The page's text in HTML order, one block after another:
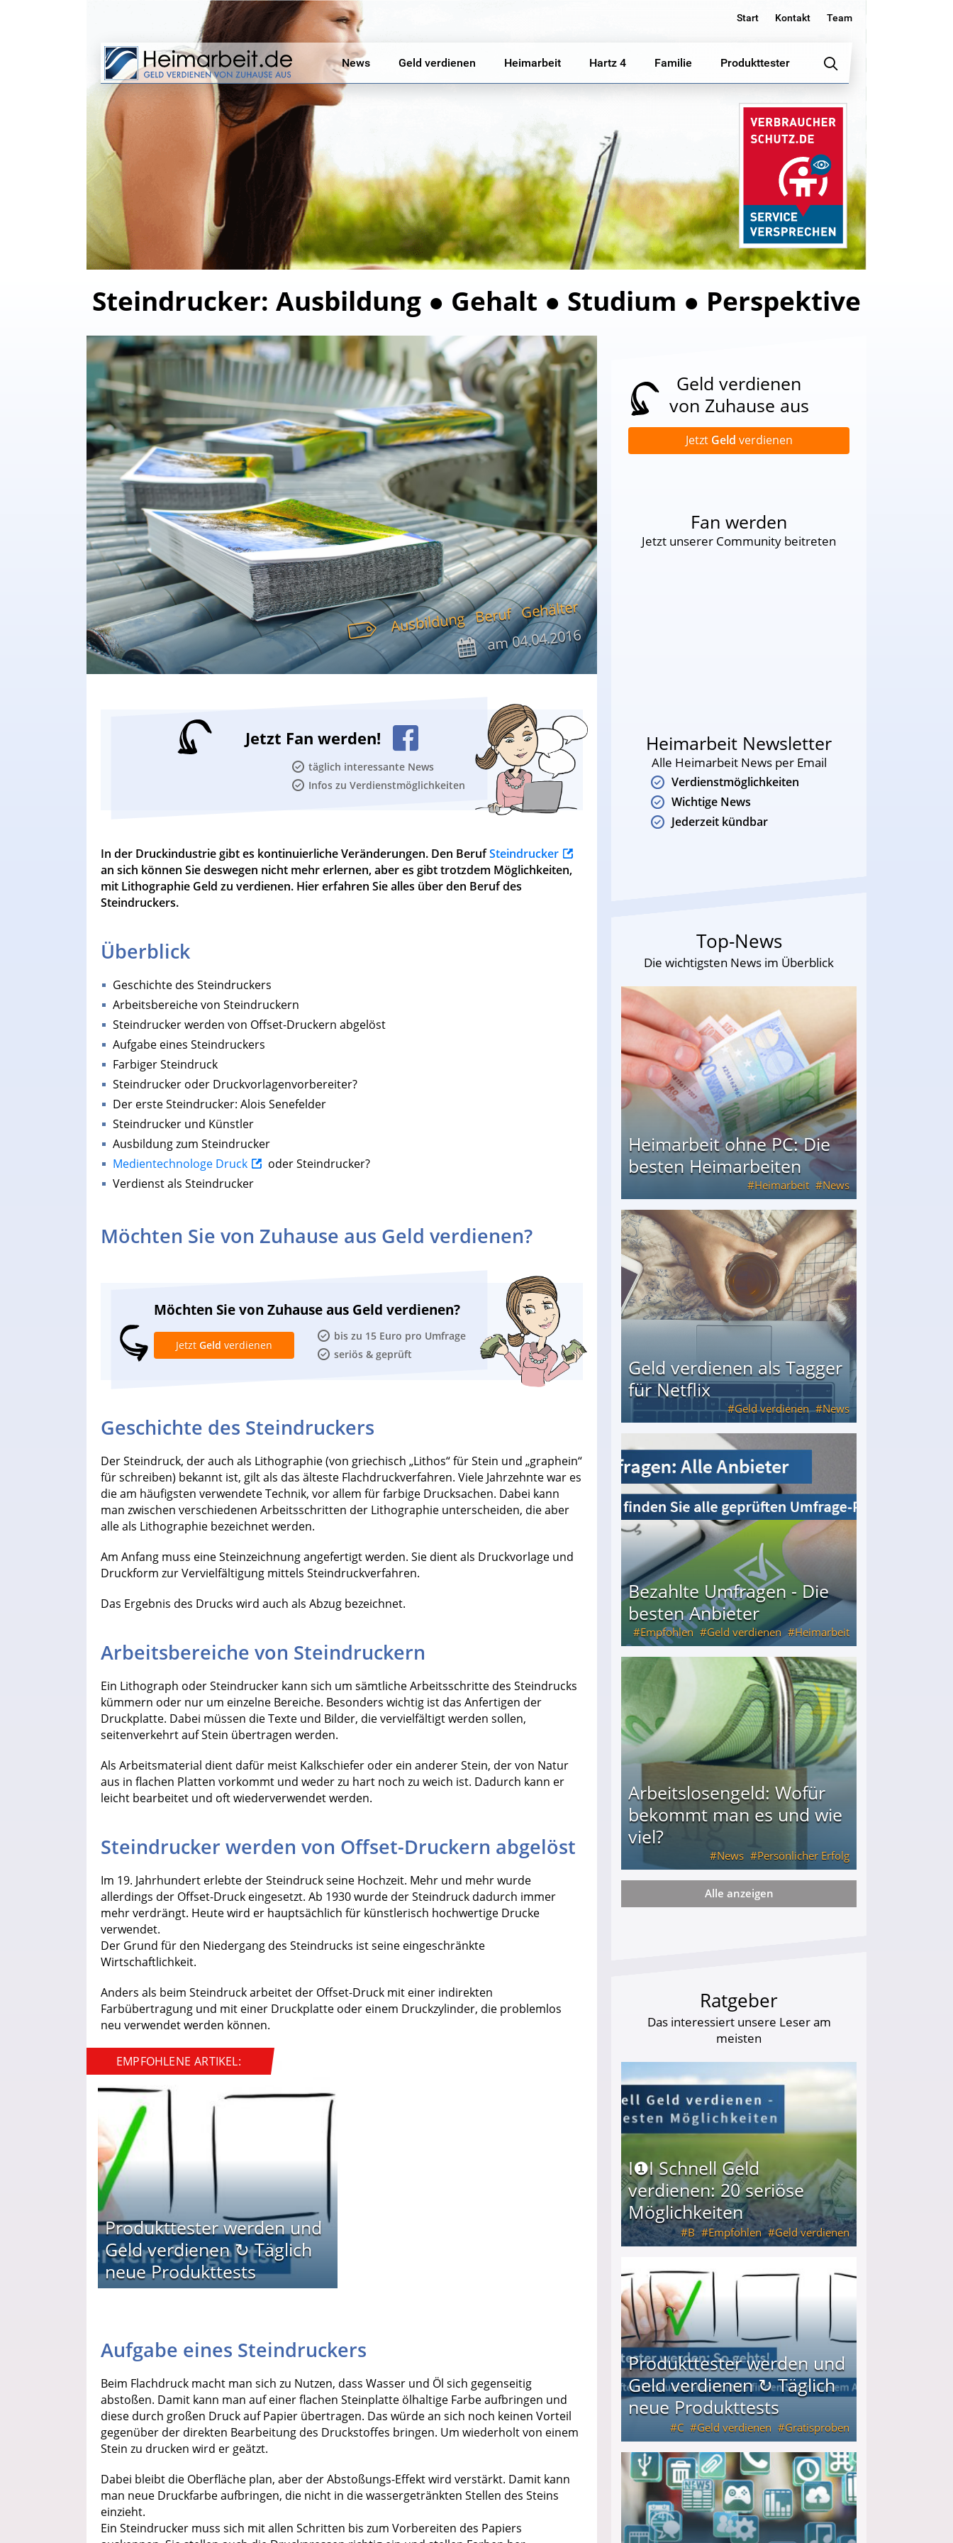
Start Kontakt Team
News Geld verdienen Heimarbeit Hartz 4 Familie Produkttester
Steindrucker: Ausbildung ● Gehalt ● Studium ● Perspektive
Ausbildung Beruf Gehälter
am04.04.2016
Jetzt Fan werden!
täglich interessante News
Infos zu Verdienstmöglichkeiten
In der Druckindustrie gibt es kontinuierliche Veränderungen. Den BerufSteindrucker
an sich können Sie deswegen nicht mehr erlernen, aber es gibt trotzdem Möglichkeiten,
mit Lithographie Geld zu verdienen. Hier erfahren Sie alles über den Beruf des
Steindruckers.
Überblick
Geschichte des Steindruckers
Arbeitsbereiche von Steindruckern
Steindrucker werden von Offset-Druckern abgelöst
Aufgabe eines Steindruckers
Farbiger Steindruck
Steindrucker oder Druckvorlagenvorbereiter?
Der erste Steindrucker: Alois Senefelder
Steindrucker und Künstler
Ausbildung zum Steindrucker
Medientechnologe Druck
oder Steindrucker?
Verdienst als Steindrucker
Möchten Sie von Zuhause aus Geld verdienen?
Möchten Sie von Zuhause aus Geld verdienen?
bis zu 15 Euro pro Umfrage
seriös & geprüft
Jetzt Geld verdienen
Geschichte des Steindruckers
Der Steindruck, der auch als Lithographie (von griechisch „Lithos“ für Stein und „graphein“
für schreiben) bekannt ist, gilt als das älteste Flachdruckverfahren. Viele Jahrzehnte war es
die am häufigsten verwendete Technik, vor allem für farbige Drucksachen. Dabei kann
man zwischen verschiedenen Arbeitsschritten der Lithographie unterscheiden, die aber
alle als Lithographie bezeichnet werden.
Am Anfang muss eine Steinzeichnung angefertigt werden. Sie dient als Druckvorlage und
Druckform zur Vervielfältigung mittels Steindruckverfahren.
Das Ergebnis des Drucks wird auch als Abzug bezeichnet.
Arbeitsbereiche von Steindruckern
Ein Lithograph oder Steindrucker kann sich um sämtliche Arbeitsschritte des Steindrucks
kümmern oder nur um einzelne Bereiche. Besonders wichtig ist das Anfertigen der
Druckplatte. Dabei müssen die Texte und Bilder, die vervielfältigt werden sollen,
seitenverkehrt auf Stein übertragen werden.
Als Arbeitsmaterial dient dafür meist Kalkschiefer oder ein anderer Stein, der von Natur
aus in flachen Platten vorkommt und weder zu hart noch zu weich ist. Dadurch kann er
leicht bearbeitet und oft wiederverwendet werden.
Steindrucker werden von Offset-Druckern abgelöst
Im 19. Jahrhundert erlebte der Steindruck seine Hochzeit. Mehr und mehr wurde
allerdings der Offset-Druck eingesetzt. Ab 1930 wurde der Steindruck dadurch immer
mehr verdrängt. Heute wird er hauptsächlich für künstlerisch hochwertige Drucke
verwendet.
Der Grund für den Niedergang des Steindrucks ist seine eingeschränkte
Wirtschaftlichkeit.
Anders als beim Steindruck arbeitet der Offset-Druck mit einer indirekten
Farbübertragung und mit einer Druckplatte oder einem Druckzylinder, die problemlos
neu verwendet werden können.
EMPFOHLENE ARTIKEL:
Produkttester werden und
Geld verdienen ↻ Täglich
neue Produkttests
Aufgabe eines Steindruckers
Beim Flachdruck macht man sich zu Nutzen, dass Wasser und Öl sich gegenseitig
abstoßen. Damit kann man auf einer flachen Steinplatte ölhaltige Farbe aufbringen und
diese durch großen Druck auf Papier übertragen. Das würde an sich noch keinen Vorteil
gegenüber der direkten Bearbeitung des Druckstoffes bringen. Um wiederholt von einem
Stein zu drucken wird er geätzt.
Dabei bleibt die Oberfläche plan, aber der Abstoßungs-Effekt wird verstärkt. Damit kann
man neue Druckfarbe aufbringen, die nicht in die wassergetränkten Stellen des Steins
einzieht.
Ein Steindrucker muss sich mit allen Schritten bis zum Vorbereiten des Papiers
Geld verdienen
von Zuhause aus
Jetzt Geld verdienen
Fan werden
Jetzt unserer Community beitreten
Heimarbeit Newsletter
Alle Heimarbeit News per Email
Verdienstmöglichkeiten
Wichtige News
Jederzeit kündbar
Top-News
Die wichtigsten News im Überblick
Heimarbeit ohne PC: Die
besten Heimarbeiten
Heimarbeit News
Heimarbeit ohne PC: Die besten Heimarbeiten
Geld verdienen als Tagger
für Netflix
Geld verdienen News
Geld verdienen als Tagger für Netflix
Bezahlte Umfragen - Die
besten Anbieter
Empfohlen Geld verdienen Heimarbeit
Bezahlte Umfragen - Die besten Anbieter
Arbeitslosengeld: Wofür
bekommt man es und wie
viel?
News Persönlicher Erfolg
Arbeitslosengeld: Wofür bekommt man es und wie viel?
Alle anzeigen
Ratgeber
Das interessiert unsere Leser am
meisten
I❶I Schnell Geld
verdienen: 20 seriöse
Möglichkeiten
B Empfohlen Geld verdienen
Produkttester werden und
Geld verdienen ↻ Täglich
neue Produkttests
C Geld verdienen Gratisproben
Produkttester werden und Geld verdienen ↻ Täglich neue Produkttests